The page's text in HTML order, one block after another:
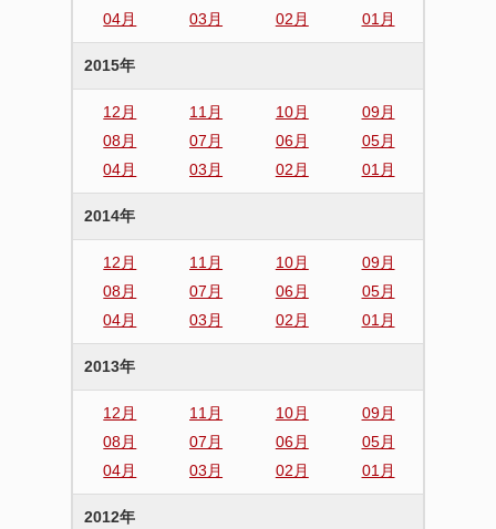
04月
03月 02月 01月
2015年
12月 11月 10月
09月
08月
07月 06月
05月
04月
03月 02月 01月
2014年
12月 11月 10月
09月
08月
07月 06月
05月
04月
03月 02月 01月
2013年
12月 11月 10月
09月
08月
07月 06月
05月
04月
03月 02月 01月
2012年